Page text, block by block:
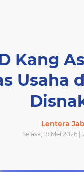
Kang
Usaha
Lentera
Selasa, 19 Mei 2026 |